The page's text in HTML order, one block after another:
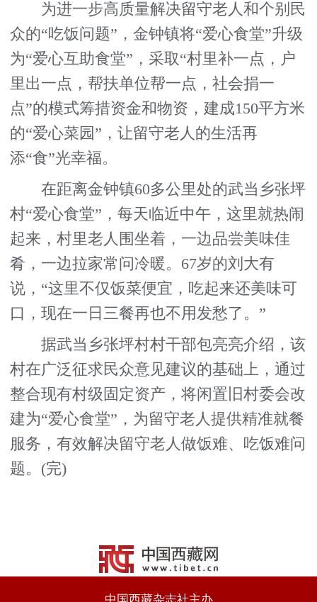
为进一步高质量解决留守老人和个别民
众的“吃饭问题”，金钟镇将“爱心食堂”升级
为“爱心互助食堂”，采取“村里补一点，户
里出一点，帮扶单位帮一点，社会捐一
点”的模式筹措资金和物资，建成150平方米
的“爱心菜园”，让留守老人的生活再
添“食”光幸福。
在距离金钟镇60多公里处的武当乡张坪
村“爱心食堂”，每天临近中午，这里就热闹
起来，村里老人围坐着，一边品尝美味佳
肴，一边拉家常问冷暖。67岁的刘大有
说，“这里不仅饭菜便宜，吃起来还美味可
口，现在一日三餐再也不用发愁了。”
据武当乡张坪村村干部包亮亮介绍，该
村在广泛征求民众意见建议的基础上，通过
整合现有村级固定资产，将闲置旧村委会改
建为“爱心食堂”，为留守老人提供精准就餐
服务，有效解决留守老人做饭难、吃饭难问
题。(完)